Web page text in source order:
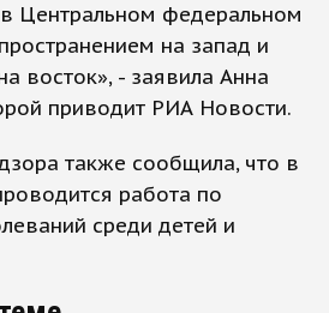
Центральном федеральном
на запад и
восток», - заявила Анна
приводит РИА Новости.
также сообщила, что в
работа по
среди детей и